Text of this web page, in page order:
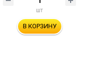
шт
В КОРЗИНУ